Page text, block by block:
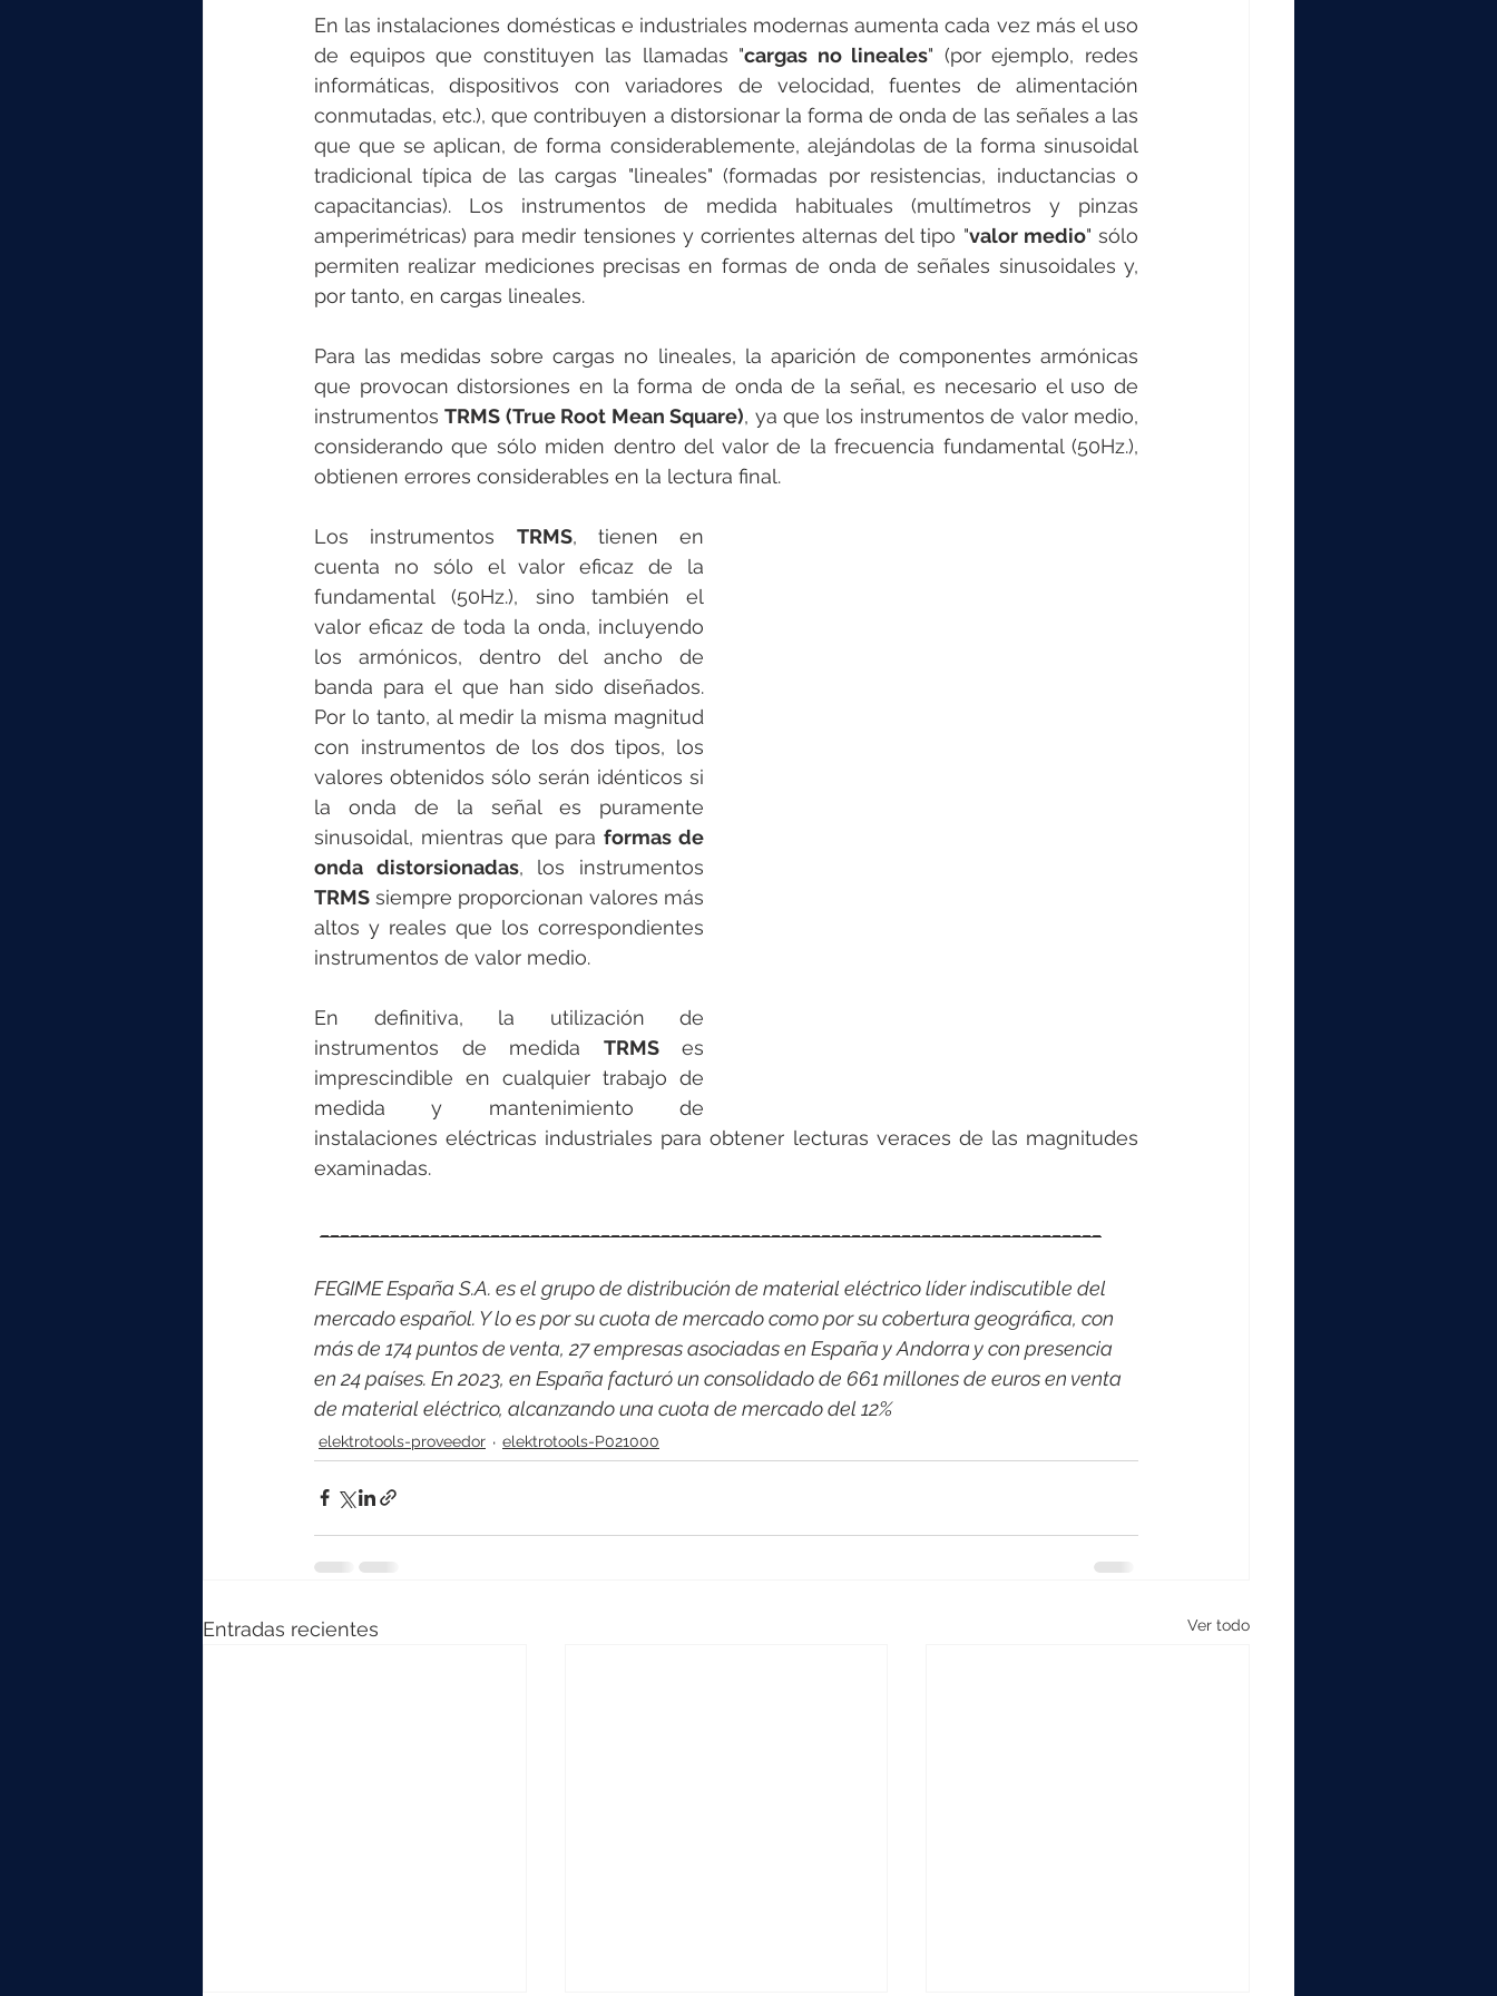
En las instalaciones domésticas e industriales modernas aumenta cada vez más el uso
de equipos que constituyen las llamadas "cargas no lineales" (por ejemplo, redes
informáticas, dispositivos con variadores de velocidad, fuentes de alimentación
conmutadas, etc.), que contribuyen a distorsionar la forma de onda de las señales a las
que que se aplican, de forma considerablemente, alejándolas de la forma sinusoidal
tradicional típica de las cargas "lineales" (formadas por resistencias, inductancias o
capacitancias). Los instrumentos de medida habituales (multímetros y pinzas
amperimétricas) para medir tensiones y corrientes alternas del tipo "valor medio" sólo
permiten realizar mediciones precisas en formas de onda de señales sinusoidales y,
por tanto, en cargas lineales.
Para las medidas sobre cargas no lineales, la aparición de componentes armónicas
que provocan distorsiones en la forma de onda de la señal, es necesario el uso de
instrumentos TRMS (True Root Mean Square), ya que los instrumentos de valor medio,
considerando que sólo miden dentro del valor de la frecuencia fundamental (50Hz.),
obtienen errores considerables en la lectura final.
Los instrumentos TRMS, tienen en
cuenta no sólo el valor eficaz de la
fundamental (50Hz.), sino también el
valor eficaz de toda la onda, incluyendo
los armónicos, dentro del ancho de
banda para el que han sido diseñados.
Por lo tanto, al medir la misma magnitud
con instrumentos de los dos tipos, los
valores obtenidos sólo serán idénticos si
la onda de la señal es puramente
sinusoidal, mientras que para formas de
onda distorsionadas
TRMS siempre proporcionan valores más
altos y reales que los correspondientes
instrumentos de valor medio.
En definitiva, la utilización de
instrumentos de medida TRMS es
imprescindible en cualquier trabajo de
medida y mantenimiento de
instalaciones eléctricas industriales para obtener lecturas veraces de las magnitudes
examinadas.
FEGIME España S.A. es el grupo de distribución de material eléctrico líder indiscutible del
mercado español. Y lo es por su cuota de mercado como por su cobertura geográfica, con
más de 174 puntos de venta, 27 empresas asociadas en España y Andorra y con presencia
en 24 países. En 2023, en España facturó un consolidado de 661 millones de euros en venta
de material eléctrico, alcanzando una cuota de mercado del 12%
elektrotools-proveedor elektrotools-P021000
Entradas recientes Ver todo